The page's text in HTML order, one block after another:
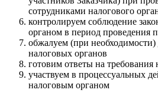
сотрудниками налогового
контролируем соблюдение
органом в период проведения
обжалуем (при необходимости)
налоговых органов
готовим ответы на требования
участвуем в процессуальных
налоговым органом